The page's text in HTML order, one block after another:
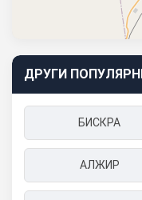
ДРУГИ
БИСКРА
АЛЖИР